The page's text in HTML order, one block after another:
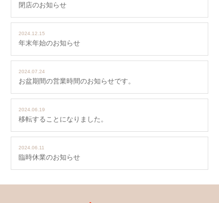
閉店のお知らせ
2024.12.15
年末年始のお知らせ
2024.07.24
お盆期間の営業時間のお知らせです。
2024.06.19
移転することになりました。
2024.06.11
臨時休業のお知らせ